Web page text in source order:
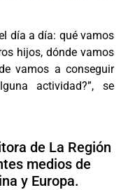
día a día: qué vamos
hijos, dónde vamos
vamos a conseguir
actividad?”, se
de La Región
medios de
y Europa.